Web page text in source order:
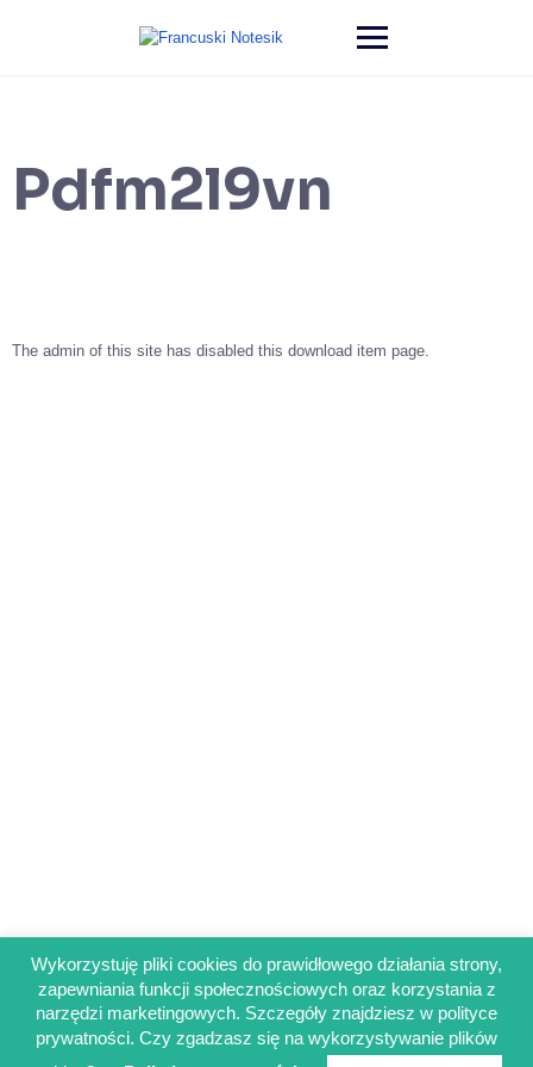
Pdfm2l9vn
The admin of this site has disabled this download item page.
Regulamin sklepu
Polityka prywatności
Obowiązek informacyjny RODO
Wykorzystuję pliki cookies do prawidłowego działania strony,
zapewniania funkcji społecznościowych oraz korzystania z
narzędzi marketingowych. Szczegóły znajdziesz w polityce
prywatności. Czy zgadzasz się na wykorzystywanie plików